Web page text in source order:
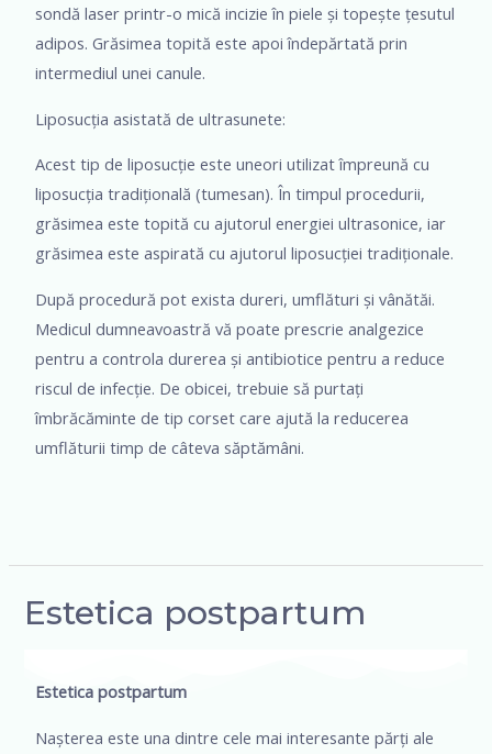
sondă laser printr-o mică incizie în piele și topește țesutul
adipos. Grăsimea topită este apoi îndepărtată prin
intermediul unei canule.
Liposucția asistată de ultrasunete:
Acest tip de liposucție este uneori utilizat împreună cu
liposucția tradițională (tumesan). În timpul procedurii,
grăsimea este topită cu ajutorul energiei ultrasonice, iar
grăsimea este aspirată cu ajutorul liposucției tradiționale.
După procedură pot exista dureri, umflături și vânătăi.
Medicul dumneavoastră vă poate prescrie analgezice
pentru a controla durerea și antibiotice pentru a reduce
riscul de infecție. De obicei, trebuie să purtați
îmbrăcăminte de tip corset care ajută la reducerea
umflăturii timp de câteva săptămâni.
Estetica postpartum
Estetica postpartum
Nașterea este una dintre cele mai interesante părți ale